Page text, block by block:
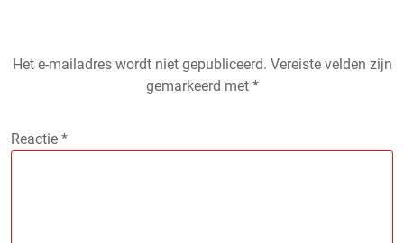
Het e-mailadres wordt niet gepubliceerd. Vereiste velden zijn
gemarkeerd met *
Reactie *